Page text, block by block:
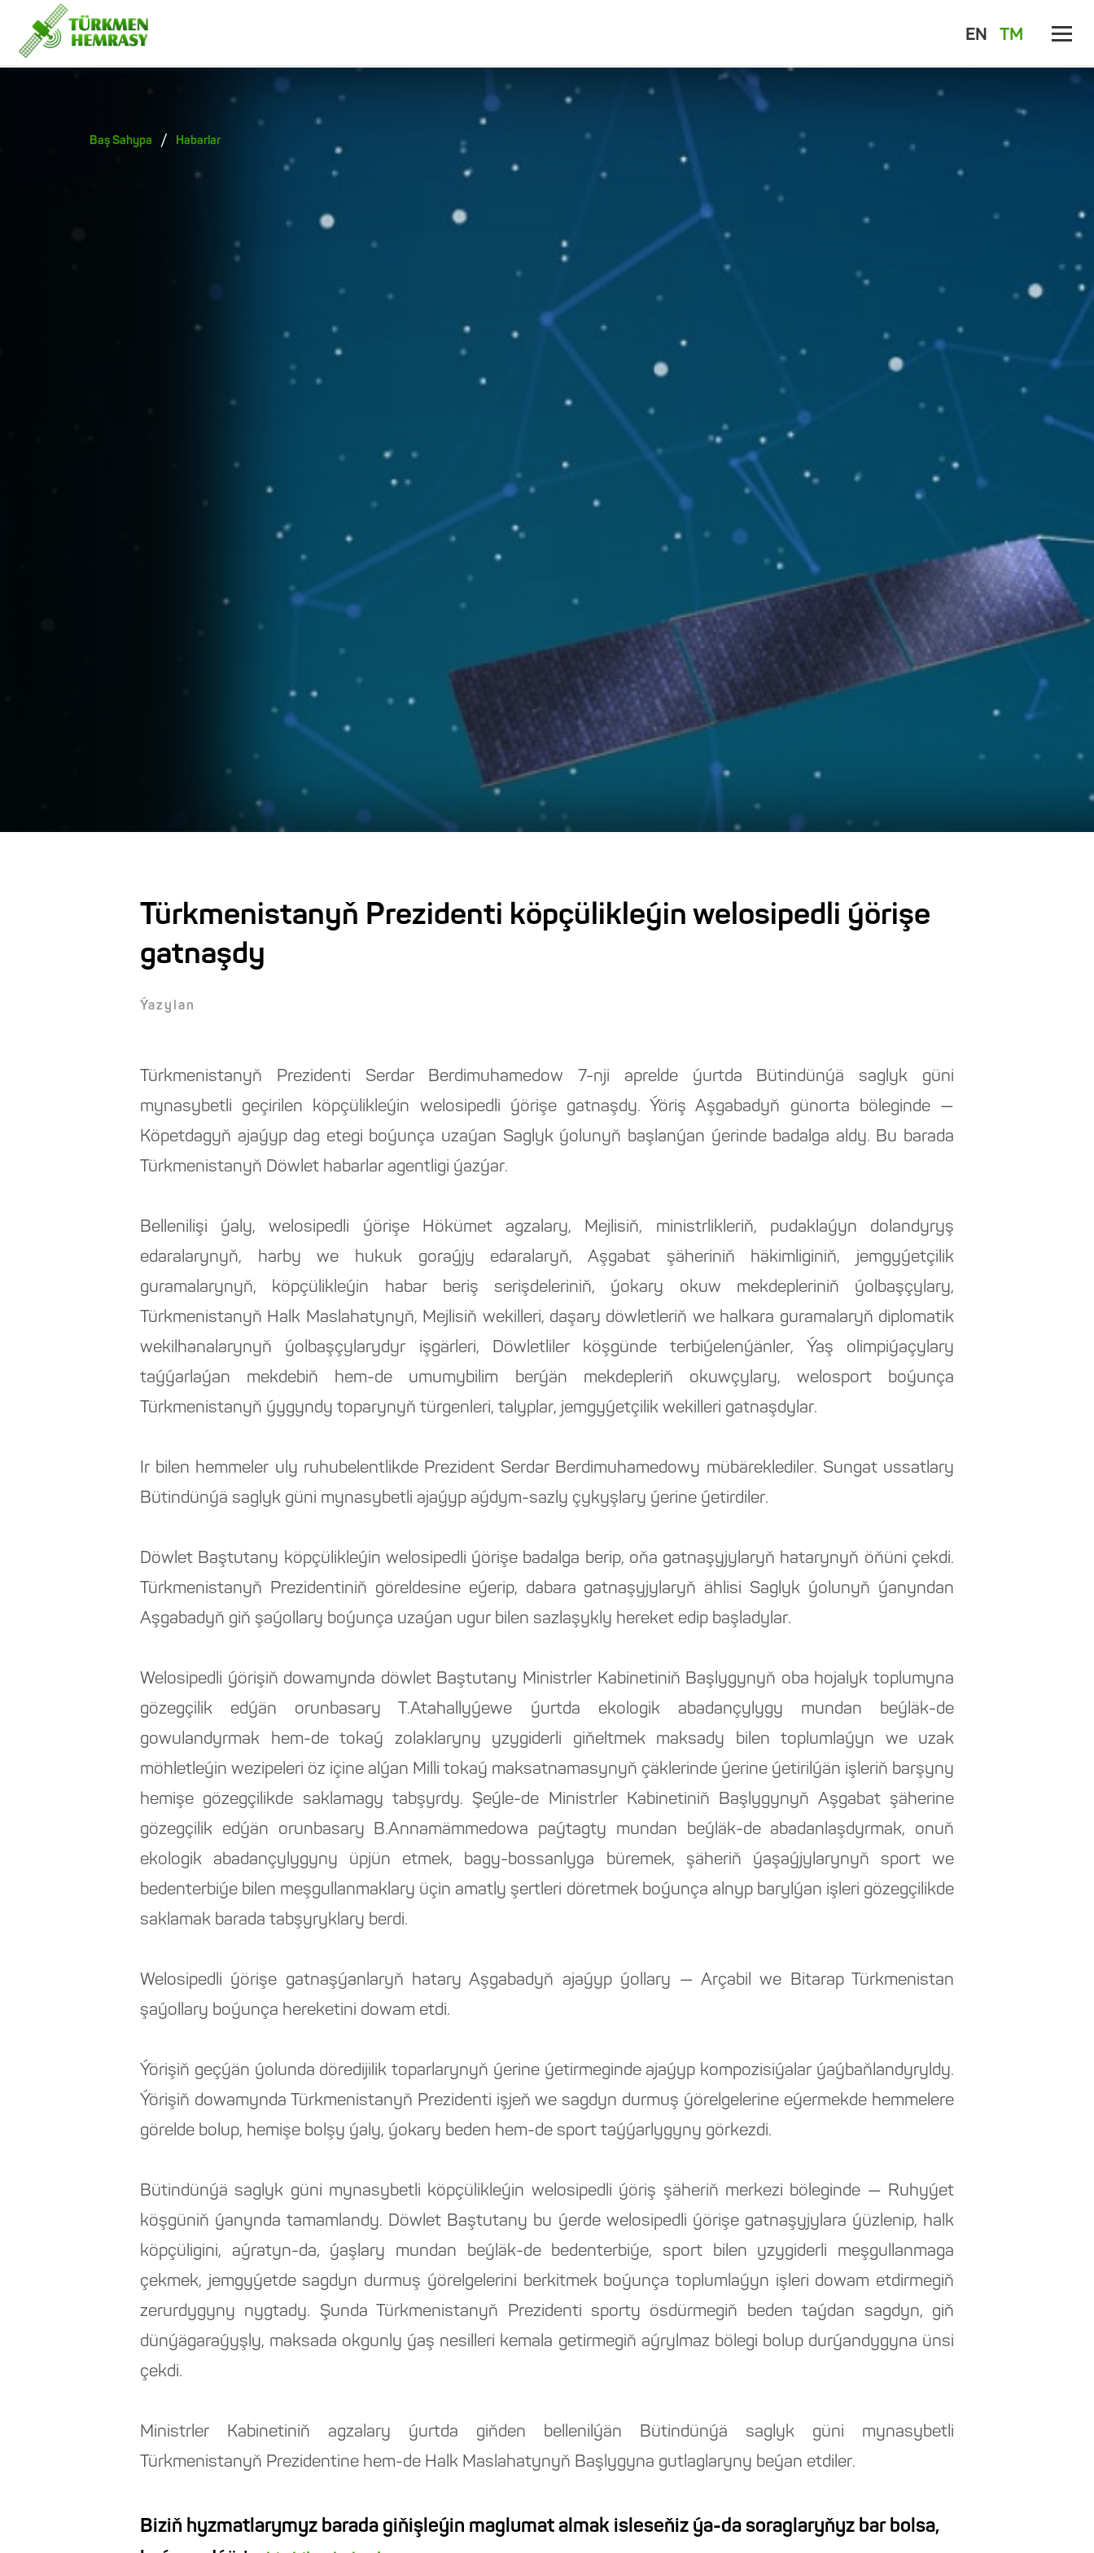
EN TM
Baş Sahypa / Habarlar
Türkmenistanyň Prezidenti köpçülikleýin welosipedli ýörişe
gatnaşdy
Ýazylan
Türkmenistanyň Prezidenti Serdar Berdimuhamedow 7-nji aprelde ýurtda Bütindünýä saglyk güni
mynasybetli geçirilen köpçülikleýin welosipedli ýörişe gatnaşdy. Ýöriş Aşgabadyň günorta böleginde —
Köpetdagyň ajaýyp dag etegi boýunça uzaýan Saglyk ýolunyň başlanýan ýerinde badalga aldy. Bu barada
Türkmenistanyň Döwlet habarlar agentligi ýazýar.
Bellenilişi ýaly, welosipedli ýörişe Hökümet agzalary, Mejlisiň, ministrlikleriň, pudaklaýyn dolandyryş
edaralarynyň, harby we hukuk goraýjy edaralaryň, Aşgabat şäheriniň häkimliginiň, jemgyýetçilik
guramalarynyň, köpçülikleýin habar beriş serişdeleriniň, ýokary okuw mekdepleriniň ýolbaşçylary,
Türkmenistanyň Halk Maslahatynyň, Mejlisiň wekilleri, daşary döwletleriň we halkara guramalaryň diplomatik
wekilhanalarynyň ýolbaşçylarydyr işgärleri, Döwletliler köşgünde terbiýelenýänler, Ýaş olimpiýaçylary
taýýarlaýan mekdebiň hem-de umumybilim berýän mekdepleriň okuwçylary, welosport boýunça
Türkmenistanyň ýygyndy toparynyň türgenleri, talyplar, jemgyýetçilik wekilleri gatnaşdylar.
Ir bilen hemmeler uly ruhubelentlikde Prezident Serdar Berdimuhamedowy mübäreklediler. Sungat ussatlary
Bütindünýä saglyk güni mynasybetli ajaýyp aýdym-sazly çykyşlary ýerine ýetirdiler.
Döwlet Baştutany köpçülikleýin welosipedli ýörişe badalga berip, oňa gatnaşyjylaryň hatarynyň öňüni çekdi.
Türkmenistanyň Prezidentiniň göreldesine eýerip, dabara gatnaşyjylaryň ählisi Saglyk ýolunyň ýanyndan
Aşgabadyň giň şaýollary boýunça uzaýan ugur bilen sazlaşykly hereket edip başladylar.
Welosipedli ýörişiň dowamynda döwlet Baştutany Ministrler Kabinetiniň Başlygynyň oba hojalyk toplumyna
gözegçilik edýän orunbasary T.Atahallyýewe ýurtda ekologik abadançylygy mundan beýläk-de
gowulandyrmak hem-de tokaý zolaklaryny yzygiderli giňeltmek maksady bilen toplumlaýyn we uzak
möhletleýin wezipeleri öz içine alýan Milli tokaý maksatnamasynyň çäklerinde ýerine ýetirilýän işleriň barşyny
hemişe gözegçilikde saklamagy tabşyrdy. Şeýle-de Ministrler Kabinetiniň Başlygynyň Aşgabat şäherine
gözegçilik edýän orunbasary B.Annamämmedowa paýtagty mundan beýläk-de abadanlaşdyrmak, onuň
ekologik abadançylygyny üpjün etmek, bagy-bossanlyga büremek, şäheriň ýaşaýjylarynyň sport we
bedenterbiýe bilen meşgullanmaklary üçin amatly şertleri döretmek boýunça alnyp barylýan işleri gözegçilikde
saklamak barada tabşyryklary berdi.
Welosipedli ýörişe gatnaşýanlaryň hatary Aşgabadyň ajaýyp ýollary — Arçabil we Bitarap Türkmenistan
şaýollary boýunça hereketini dowam etdi.
Ýörişiň geçýän ýolunda döredijilik toparlarynyň ýerine ýetirmeginde ajaýyp kompozisiýalar ýaýbaňlandyryldy.
Ýörişiň dowamynda Türkmenistanyň Prezidenti işjeň we sagdyn durmuş ýörelgelerine eýermekde hemmelere
görelde bolup, hemişe bolşy ýaly, ýokary beden hem-de sport taýýarlygyny görkezdi.
Bütindünýä saglyk güni mynasybetli köpçülikleýin welosipedli ýöriş şäheriň merkezi böleginde — Ruhyýet
köşgüniň ýanynda tamamlandy. Döwlet Baştutany bu ýerde welosipedli ýörişe gatnaşyjylara ýüzlenip, halk
köpçüligini, aýratyn-da, ýaşlary mundan beýläk-de bedenterbiýe, sport bilen yzygiderli meşgullanmaga
çekmek, jemgyýetde sagdyn durmuş ýörelgelerini berkitmek boýunça toplumlaýyn işleri dowam etdirmegiň
zerurdygyny nygtady. Şunda Türkmenistanyň Prezidenti sporty ösdürmegiň beden taýdan sagdyn, giň
dünýägaraýyşly, maksada okgunly ýaş nesilleri kemala getirmegiň aýrylmaz bölegi bolup durýandygyna ünsi
çekdi.
Ministrler Kabinetiniň agzalary ýurtda giňden bellenilýän Bütindünýä saglyk güni mynasybetli
Türkmenistanyň Prezidentine hem-de Halk Maslahatynyň Başlygyna gutlaglaryny beýan etdiler.
Biziň hyzmatlarymyz barada giňişleýin maglumat almak isleseňiz ýa-da soraglaryňyz bar bolsa,